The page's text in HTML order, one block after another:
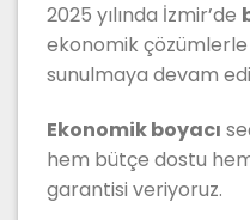
2025 yılında İzmir’de
ekonomik
sunulmaya devam
Ekonomik boyacı
hem bütçe dostu
garantisi veriyoruz.